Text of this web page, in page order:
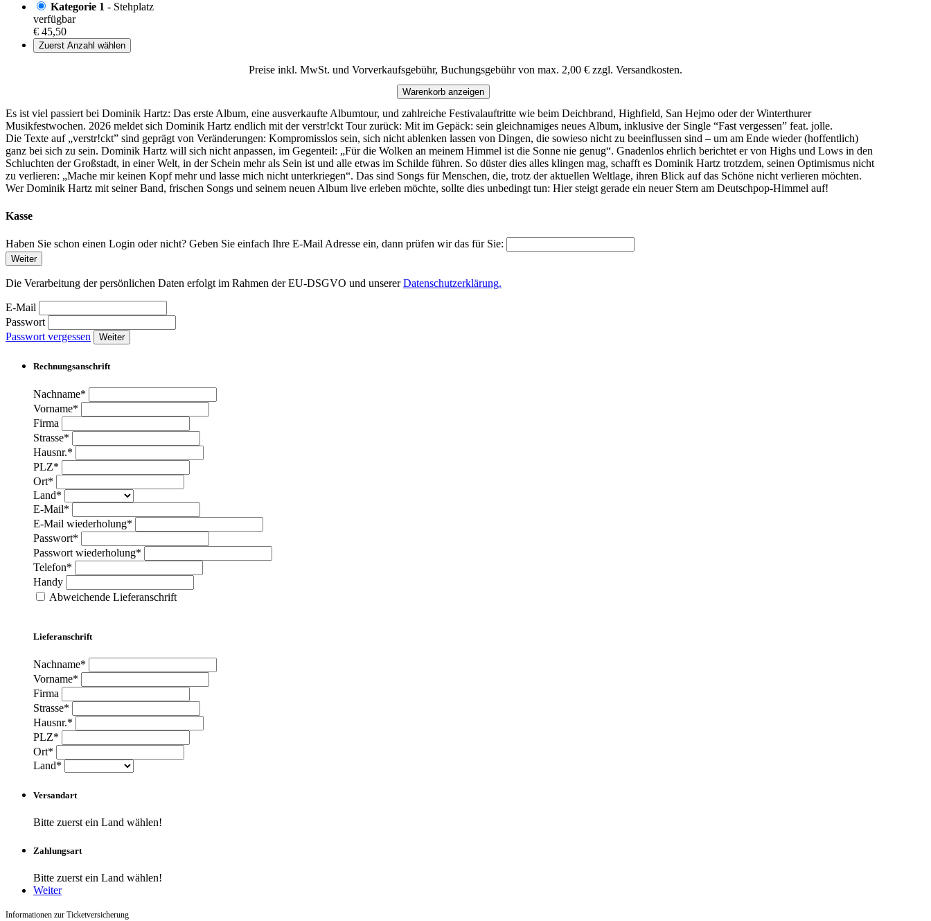
Kategorie 1 - Stehplatz
verfügbar
€ 45,50
Zuerst Anzahl wählen
Preise inkl. MwSt. und Vorverkaufsgebühr, Buchungsgebühr von max. 2,00 € zzgl. Versandkosten.
Warenkorb anzeigen
Es ist viel passiert bei Dominik Hartz: Das erste Album, eine ausverkaufte Albumtour, und zahlreiche Festivalauftritte wie beim Deichbrand, Highfield, San Hejmo oder der Winterthurer
Musikfestwochen. 2026 meldet sich Dominik Hartz endlich mit der verstr!ckt Tour zurück: Mit im Gepäck: sein gleichnamiges neues Album, inklusive der Single “Fast vergessen” feat. jolle.
Die Texte auf „verstr!ckt” sind geprägt von Veränderungen: Kompromisslos sein, sich nicht ablenken lassen von Dingen, die sowieso nicht zu beeinflussen sind – um am Ende wieder (hoffentlich)
ganz bei sich zu sein. Dominik Hartz will sich nicht anpassen, im Gegenteil: „Für die Wolken an meinem Himmel ist die Sonne nie genug“. Gnadenlos ehrlich berichtet er von Highs und Lows in den
Schluchten der Großstadt, in einer Welt, in der Schein mehr als Sein ist und alle etwas im Schilde führen. So düster dies alles klingen mag, schafft es Dominik Hartz trotzdem, seinen Optimismus nicht
zu verlieren: „Mache mir keinen Kopf mehr und lasse mich nicht unterkriegen“. Das sind Songs für Menschen, die, trotz der aktuellen Weltlage, ihren Blick auf das Schöne nicht verlieren möchten.
Wer Dominik Hartz mit seiner Band, frischen Songs und seinem neuen Album live erleben möchte, sollte dies unbedingt tun: Hier steigt gerade ein neuer Stern am Deutschpop-Himmel auf!
Kasse
Haben Sie schon einen Login oder nicht? Geben Sie einfach Ihre E-Mail Adresse ein, dann prüfen wir das für Sie:
Weiter
Die Verarbeitung der persönlichen Daten erfolgt im Rahmen der EU-DSGVO und unsererDatenschutzerklärung.
E-Mail
Passwort
Passwort vergessen
Weiter
Rechnungsanschrift
Nachname*
Vorname*
Firma
Strasse*
Hausnr.*
PLZ*
Ort*
Land*
E-Mail*
E-Mail wiederholung*
Passwort*
Passwort wiederholung*
Telefon*
Handy
Abweichende Lieferanschrift
Lieferanschrift
Nachname*
Vorname*
Firma
Strasse*
Hausnr.*
PLZ*
Ort*
Land*
Versandart
Bitte zuerst ein Land wählen!
Zahlungsart
Bitte zuerst ein Land wählen!
Weiter
Informationen zur Ticketversicherung